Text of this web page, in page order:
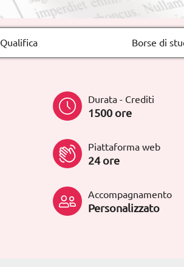
Qualifica Borse di
Durata - Crediti
1500 ore
Piattaforma web
24 ore
Accompagnamento
Personalizzato